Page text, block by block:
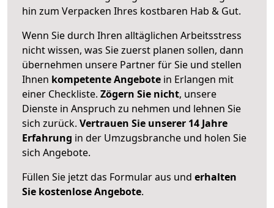
hin zum Verpacken Ihres kostbaren Hab & Gut.
Wenn Sie durch Ihren alltäglichen Arbeitsstress
nicht wissen, was Sie zuerst planen sollen, dann
übernehmen unsere Partner für Sie und stellen
Ihnen kompetente Angebote in Erlangen mit
einer Checkliste. Zögern Sie nicht, unsere
Dienste in Anspruch zu nehmen und lehnen Sie
sich zurück. Vertrauen Sie unserer 14 Jahre
Erfahrung in der Umzugsbranche und holen Sie
sich Angebote.
Füllen Sie jetzt das Formular aus und erhalten
Sie kostenlose Angebote.